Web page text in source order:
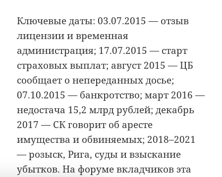
Ключевые даты: 03.07.2015 — отзыв
лицензии и временная
администрация; 17.07.2015 — старт
страховых выплат; август 2015 — ЦБ
сообщает о непереданных досье;
07.10.2015 — банкротство; март 2016 —
недостача 15,2 млрд рублей; декабрь
2017 — СК говорит об аресте
имущества и обвиняемых; 2018–2021
— розыск, Рига, суды и взыскание
убытков. На форуме вкладчиков эта